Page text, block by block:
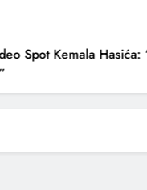
Spot Kemala Hasića: